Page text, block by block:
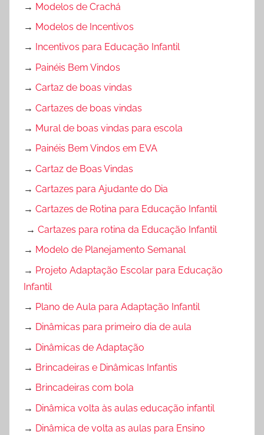
→ Modelos de Crachá
→ Modelos de Incentivos
→
Incentivos para Educação Infantil
→ Painéis Bem Vindos
→ Cartaz de boas vindas
→ Cartazes de boas vindas
→ Mural de boas vindas para escola
→ Painéis Bem Vindos em EVA
→ Cartaz de Boas Vindas
→ Cartazes para Ajudante do Dia
→ Cartazes de Rotina para Educação Infantil
→ Cartazes para rotina da Educação Infantil
→ Modelo de Planejamento Semanal
→ Projeto Adaptação Escolar para Educação
Infantil
→ Plano de Aula para Adaptação Infantil
→ Dinâmicas para primeiro dia de aula
→ Dinâmicas de Adaptação
→ Brincadeiras e Dinâmicas Infantis
→ Brincadeiras com bola
→ Dinâmica volta às aulas educação infantil
→ Dinâmica de volta as aulas para Ensino